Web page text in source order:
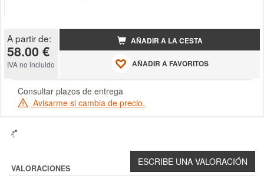
A partir de:
58.00 €
IVA no incluido
AÑADIR A LA CESTA
AÑADIR A FAVORITOS
Consultar plazos de entrega
Avisarme si cambia de precio.
VALORACIONES